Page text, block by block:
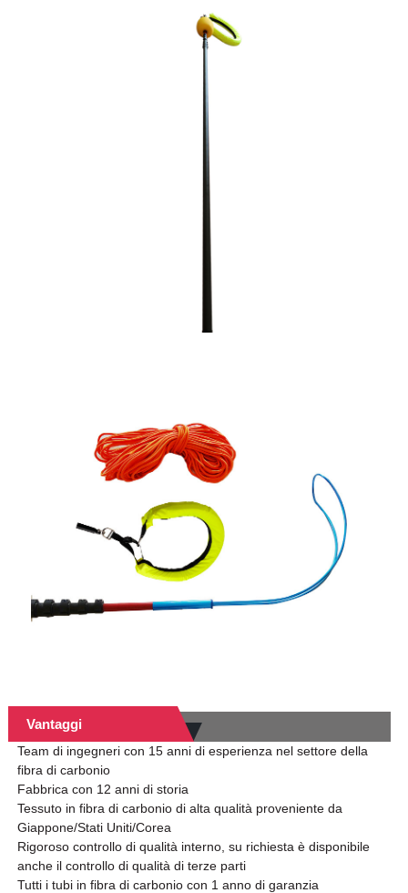
Vantaggi
Team di ingegneri con 15 anni di esperienza nel settore della
fibra di carbonio
Fabbrica con 12 anni di storia
Tessuto in fibra di carbonio di alta qualità proveniente da
Giappone/Stati Uniti/Corea
Rigoroso controllo di qualità interno, su richiesta è disponibile
anche il controllo di qualità di terze parti
Tutti i tubi in fibra di carbonio con 1 anno di garanzia